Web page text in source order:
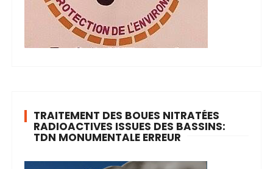
TRAITEMENT DES BOUES NITRATÉES
RADIOACTIVES ISSUES DES BASSINS:
TDN MONUMENTALE ERREUR